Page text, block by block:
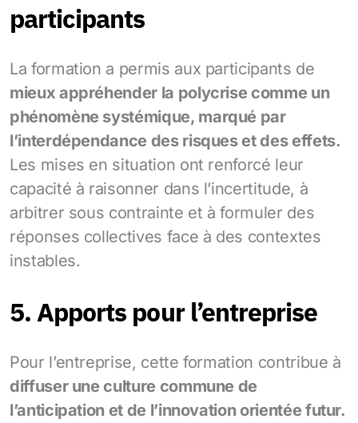
participants
La formation a permis aux participants de
mieux appréhender la polycrise comme un
phénomène systémique, marqué par
l’interdépendance des risques et des effets.
Les mises en situation ont renforcé leur
capacité à raisonner dans l’incertitude, à
arbitrer sous contrainte et à formuler des
réponses collectives face à des contextes
instables.
5. Apports pour l’entreprise
Pour l’entreprise, cette formation contribue à
diffuser une culture commune de
l’anticipation et de l’innovation orientée futur.